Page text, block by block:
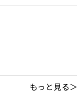
もっと見る＞